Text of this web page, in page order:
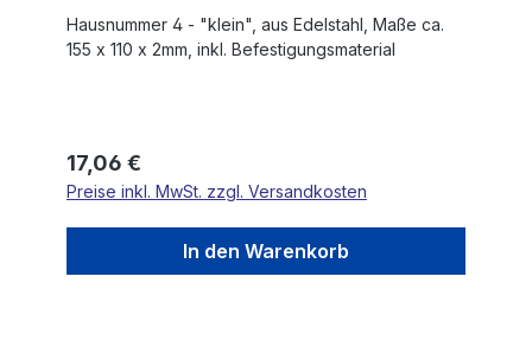
Hausnummer 4 - "klein", aus Edelstahl, Maße ca.
155 x 110 x 2mm, inkl. Befestigungsmaterial
Regulärer Preis:
17,06 €
Preise inkl. MwSt. zzgl. Versandkosten
In den Warenkorb